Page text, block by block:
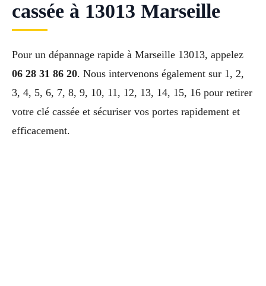
cassée à 13013 Marseille
Pour un dépannage rapide à Marseille 13013, appelez
06 28 31 86 20. Nous intervenons également sur 1, 2,
3, 4, 5, 6, 7, 8, 9, 10, 11, 12, 13, 14, 15, 16 pour retirer
votre clé cassée et sécuriser vos portes rapidement et
efficacement.